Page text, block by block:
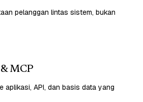
pelanggan lintas sistem, bukan
MCP
aplikasi, API, dan basis data yang